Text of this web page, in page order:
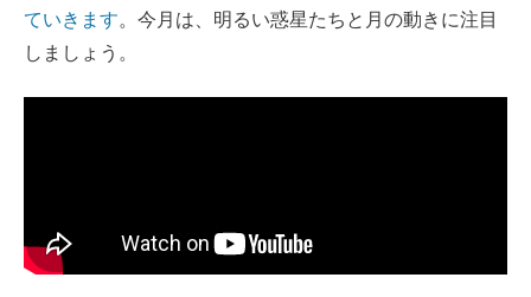
ていきます。今月は、明るい惑星たちと月の動きに注目
しましょう。